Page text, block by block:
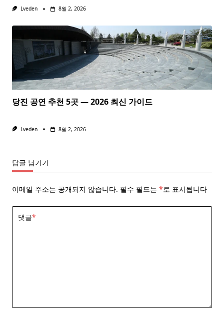
Lveden 8월 2, 2026
당진 공연 추천 5곳 — 2026 최신 가이드
Lveden 8월 2, 2026
답글 남기기
이메일 주소는 공개되지 않습니다. 필수 필드는 *로 표시됩니다
댓글*